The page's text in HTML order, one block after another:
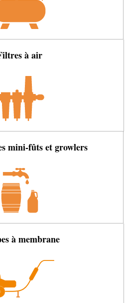
à air
mini-fûts et growlers
à membrane